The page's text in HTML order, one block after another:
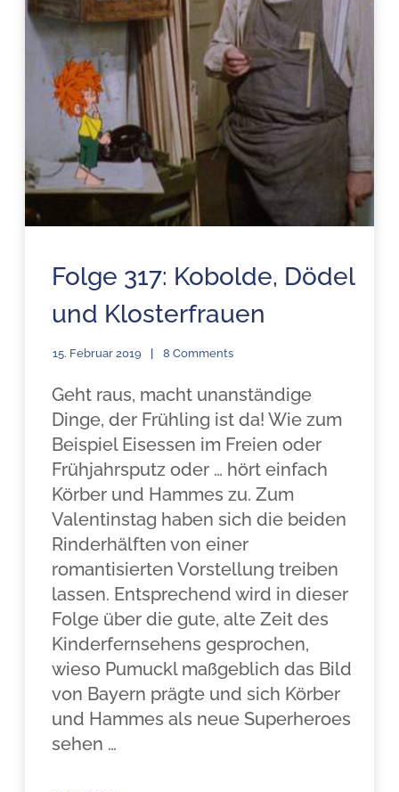
Folge 317: Kobolde, Dödel
und Klosterfrauen
15. Februar 2019 8 Comments
Geht raus, macht unanständige
Dinge, der Frühling ist da! Wie zum
Beispiel Eisessen im Freien oder
Frühjahrsputz oder … hört einfach
Körber und Hammes zu. Zum
Valentinstag haben sich die beiden
Rinderhälften von einer
romantisierten Vorstellung treiben
lassen. Entsprechend wird in dieser
Folge über die gute, alte Zeit des
Kinderfernsehens gesprochen,
wieso Pumuckl maßgeblich das Bild
von Bayern prägte und sich Körber
und Hammes als neue Superheroes
sehen …